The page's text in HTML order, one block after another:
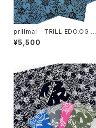
prillmal - TRILL EDO.OG 手
拭い
¥5,500